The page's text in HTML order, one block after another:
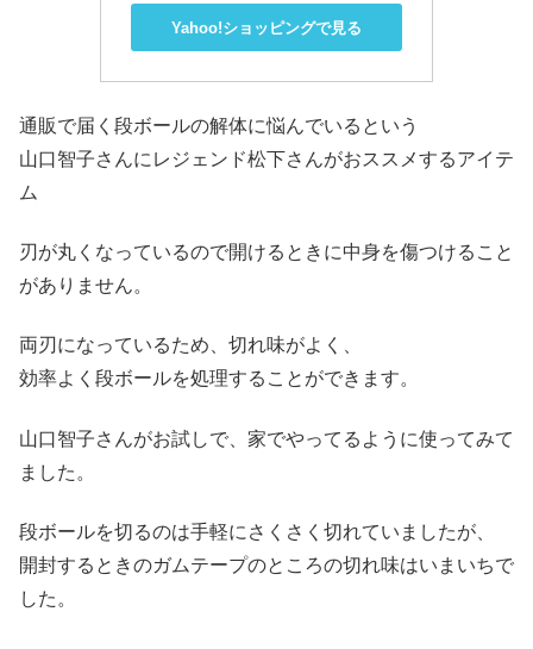
Yahoo!ショッピングで見る
通販で届く段ボールの解体に悩んでいるという
山口智子さんにレジェンド松下さんがおススメするアイテ
ム
刃が丸くなっているので開けるときに中身を傷つけること
がありません。
両刃になっているため、切れ味がよく、
効率よく段ボールを処理することができます。
山口智子さんがお試しで、家でやってるように使ってみて
ました。
段ボールを切るのは手軽にさくさく切れていましたが、
開封するときのガムテープのところの切れ味はいまいちで
した。